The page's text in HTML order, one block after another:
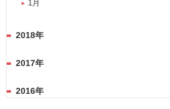
1月
2018年
2017年
2016年